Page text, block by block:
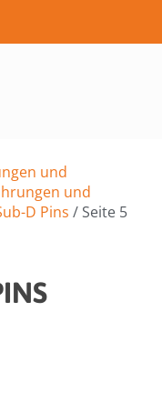
und
und
D Pins / Seite 5